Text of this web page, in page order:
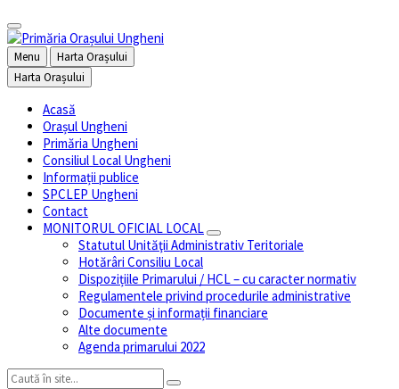
Menu
Harta Orașului
Harta Orașului
Acasă
Orașul Ungheni
Primăria Ungheni
Consiliul Local Ungheni
Informații publice
SPCLEP Ungheni
Contact
MONITORUL OFICIAL LOCAL
Statutul Unităţii Administrativ Teritoriale
Hotărâri Consiliu Local
Dispozițiile Primarului / HCL – cu caracter normativ
Regulamentele privind procedurile administrative
Documente și informații financiare
Alte documente
Agenda primarului 2022